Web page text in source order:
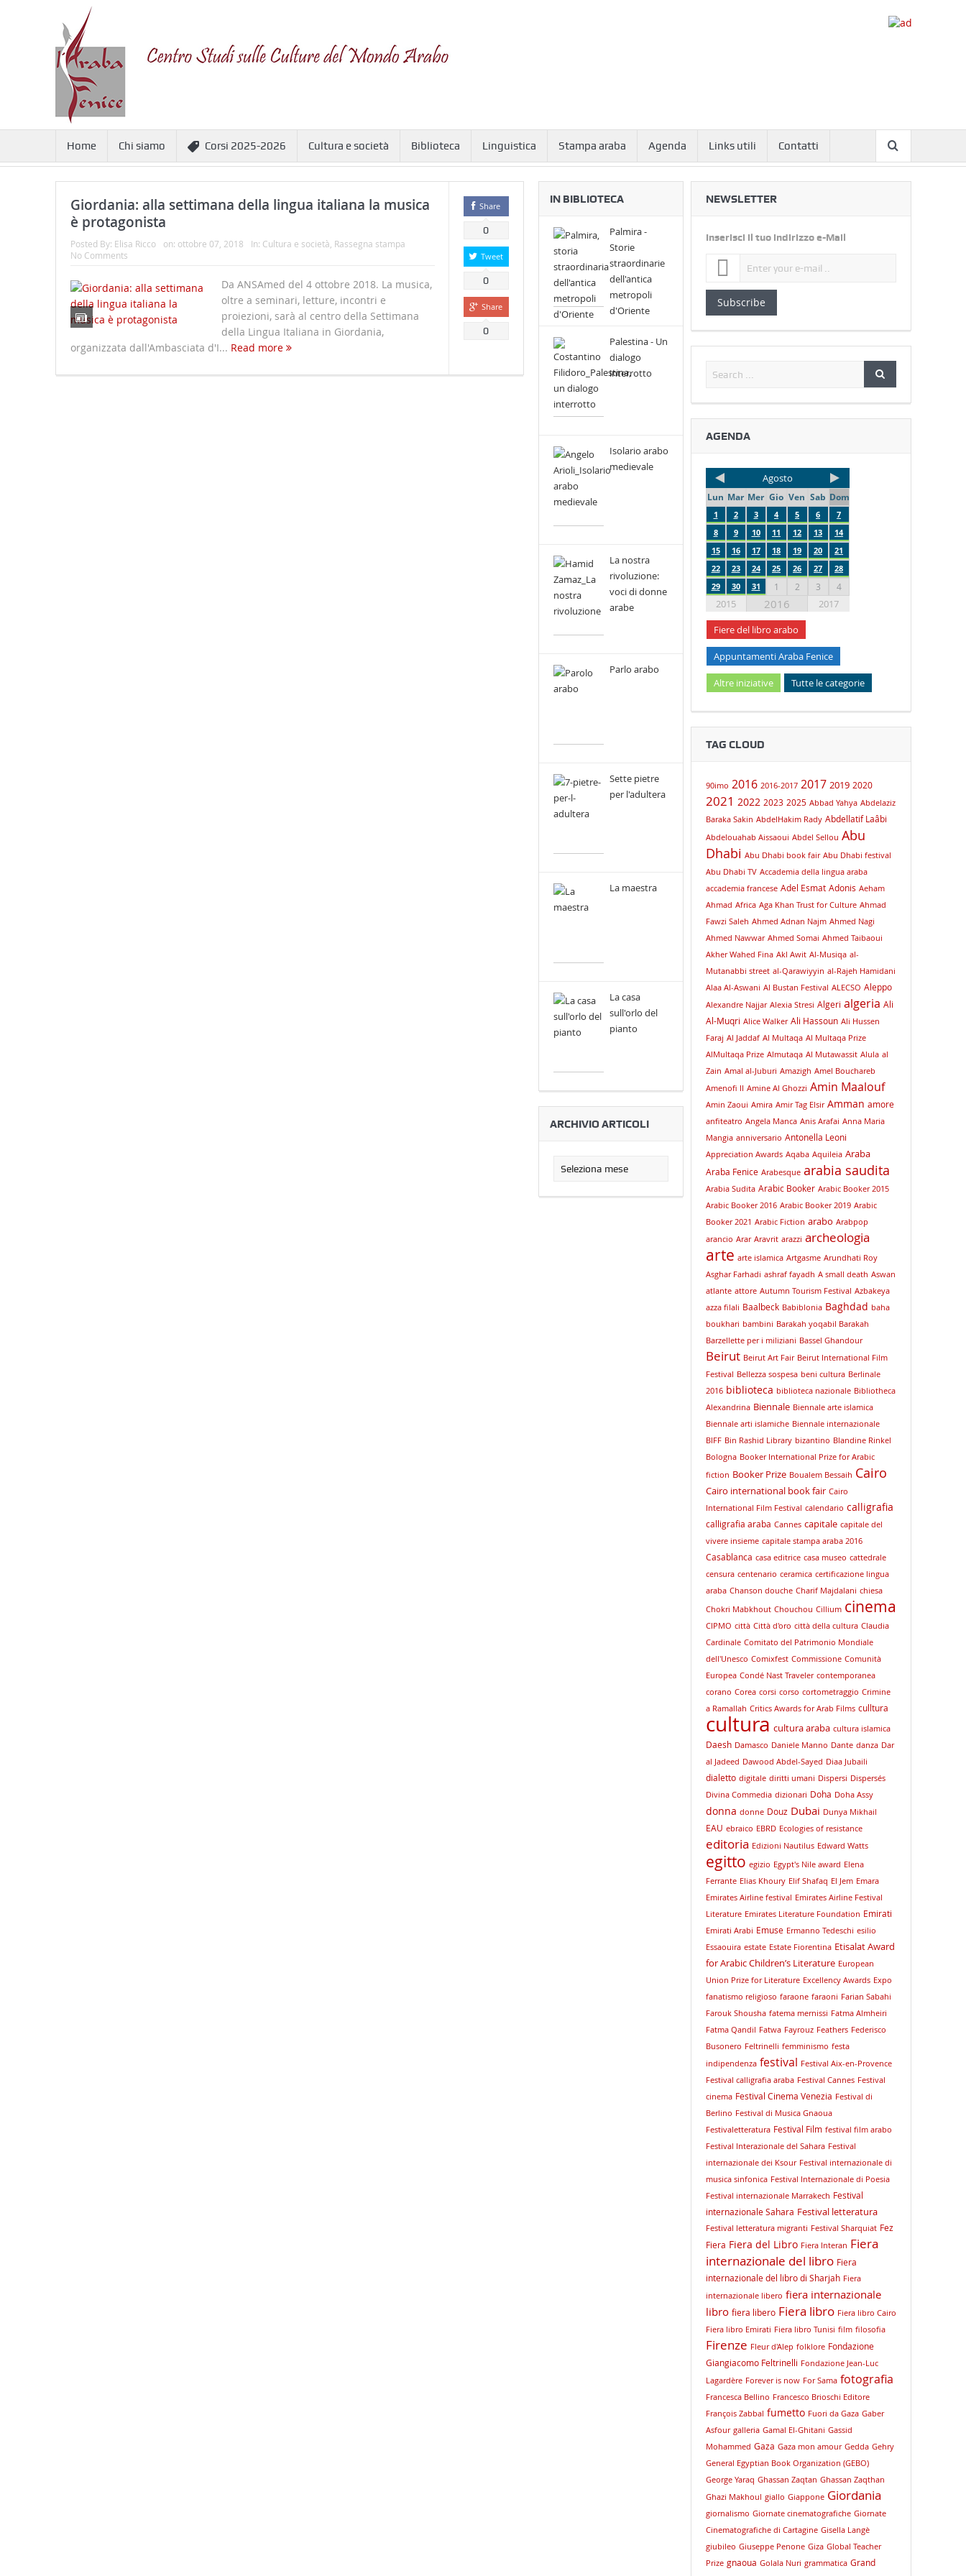
Home Chi siamo Corsi 2025-2026 Cultura e società Biblioteca Linguistica Stampa araba Agenda Links utili Contatti
Giordania: alla settimana della lingua italiana la musica
è protagonista
Posted By: Elisa Ricco on: ottobre 07, 2018 In: Cultura e società Rassegna stampa
No Comments
Da ANSAmed del 4 ottobre 2018. La musica,
oltre a seminari, letture, incontri e
proiezioni, sarà al centro della Settimana
della Lingua Italiana in Giordania,
organizzata dall'Ambasciata d'I... Read more
Share
0
Tweet
0
Share
0
IN BIBLIOTECA
Palmira -
Storie
straordinarie
dell'antica
metropoli
d'Oriente
Palestina - Un
dialogo
interrotto
Isolario arabo
medievale
La nostra
rivoluzione:
voci di donne
arabe
Parlo arabo
Sette pietre
per l'adultera
La maestra
La casa
sull'orlo del
pianto
ARCHIVIO ARTICOLI
NEWSLETTER
Inserisci il tuo indirizzo e-Mail
Subscribe
AGENDA
Agosto
Lun Mar Mer Gio Ven Sab Dom
1 2 3 4 5 6
7
8
9 10 11 12 13
14
15
16 17 18 19 20
21
22
23 24 25 26 27
28
29
30 31 1 2 3 4
2015 2016
2017
Fiere del libro arabo
Appuntamenti Araba Fenice
Altre iniziative Tutte le categorie
TAG CLOUD
90imo 2016 2016-2017 2017 2019 2020
2021 2022 2023 2025 Abbad Yahya Abdelaziz
Baraka Sakin AbdelHakim Rady Abdellatif Laâbi
Abdelouahab Aissaoui Abdel Sellou Abu
Dhabi Abu Dhabi book fair Abu Dhabi festival
Abu Dhabi TV Accademia della lingua araba
accademia francese Adel Esmat Adonis Aeham
Ahmad Africa Aga Khan Trust for Culture Ahmad
Fawzi Saleh Ahmed Adnan Najm Ahmed Nagi
Ahmed Nawwar Ahmed Somai Ahmed Taibaoui
Akher Wahed Fina Akl Awit Al-Musiqa al-
Mutanabbi street al-Qarawiyyin al-Rajeh Hamidani
Alaa Al-Aswani Al Bustan Festival ALECSO Aleppo
Alexandre Najjar Alexia Stresi Algeri algeria Ali
Al-Muqri Alice Walker Ali Hassoun Ali Hussen
Faraj Al Jaddaf Al Multaqa Al Multaqa Prize
AlMultaqa Prize Almutaqa Al Mutawassit Alula al
Zain Amal al-Juburi Amazigh Amel Bouchareb
Amenofi II Amine Al Ghozzi Amin Maalouf
Amin Zaoui Amira Amir Tag Elsir Amman amore
anfiteatro Angela Manca Anis Arafai Anna Maria
Mangia anniversario Antonella Leoni
Appreciation Awards Aqaba Aquileia Araba
Araba Fenice Arabesque arabia saudita
Arabia Sudita Arabic Booker Arabic Booker 2015
Arabic Booker 2016 Arabic Booker 2019 Arabic
Booker 2021 Arabic Fiction arabo Arabpop
arancio Arar Aravrit arazzi archeologia
arte arte islamica Artgasme Arundhati Roy
Asghar Farhadi ashraf fayadh A small death Aswan
atlante attore Autumn Tourism Festival Azbakeya
azza filali Baalbeck Babiblonia Baghdad baha
boukhari bambini Barakah yoqabil Barakah
Barzellette per i miliziani Bassel Ghandour
Beirut Beirut Art Fair Beirut International Film
Festival Bellezza sospesa beni cultura Berlinale
2016 biblioteca biblioteca nazionale Bibliotheca
Alexandrina Biennale Biennale arte islamica
Biennale arti islamiche Biennale internazionale
BIFF Bin Rashid Library bizantino Blandine Rinkel
Bologna Booker International Prize for Arabic
fiction Booker Prize Boualem Bessaih Cairo
Cairo international book fair Cairo
International Film Festival calendario calligrafia
calligrafia araba Cannes capitale capitale del
vivere insieme capitale stampa araba 2016
Casablanca casa editrice casa museo cattedrale
censura centenario ceramica certificazione lingua
araba Chanson douche Charif Majdalani chiesa
Chokri Mabkhout Chouchou Cillium cinema
CIPMO città Città d'oro città della cultura Claudia
Cardinale Comitato del Patrimonio Mondiale
dell'Unesco Comixfest Commissione Comunità
Europea Condé Nast Traveler contemporanea
corano Corea corsi corso cortometraggio Crimine
a Ramallah Critics Awards for Arab Films culltura
cultura cultura araba cultura islamica
Daesh Damasco Daniele Manno Dante danza Dar
al Jadeed Dawood Abdel-Sayed Diaa Jubaili
dialetto digitale diritti umani Dispersi Dispersés
Divina Commedia dizionari Doha Doha Assy
donna donne Douz Dubai Dunya Mikhail
EAU ebraico EBRD Ecologies of resistance
editoria Edizioni Nautilus Edward Watts
egitto egizio Egypt's Nile award Elena
Ferrante Elias Khoury Elif Shafaq El Jem Emara
Emirates Airline festival Emirates Airline Festival
Literature Emirates Literature Foundation Emirati
Emirati Arabi Emuse Ermanno Tedeschi esilio
Essaouira estate Estate Fiorentina Etisalat Award
for Arabic Children’s Literature European
Union Prize for Literature Excellency Awards Expo
fanatismo religioso faraone faraoni Farian Sabahi
Farouk Shousha fatema mernissi Fatma Almheiri
Fatma Qandil Fatwa Fayrouz Feathers Federisco
Busonero Feltrinelli femminismo festa
indipendenza festival Festival Aix-en-Provence
Festival calligrafia araba Festival Cannes Festival
cinema Festival Cinema Venezia Festival di
Berlino Festival di Musica Gnaoua
Festivaletteratura Festival Film festival film arabo
Festival Interazionale del Sahara Festival
internazionale dei Ksour Festival internazionale di
musica sinfonica Festival Internazionale di Poesia
Festival internazionale Marrakech Festival
internazionale Sahara Festival letteratura
Festival letteratura migranti Festival Sharquiat Fez
Fiera Fiera del Libro Fiera Interan Fiera
internazionale del libro Fiera
internazionale del libro di Sharjah Fiera
internazionale libero fiera internazionale
libro fiera libero Fiera libro Fiera libro Cairo
Fiera libro Emirati Fiera libro Tunisi film filosofia
Firenze Fleur d'Alep folklore Fondazione
Giangiacomo Feltrinelli Fondazione Jean-Luc
Lagardère Forever is now For Sama fotografia
Francesca Bellino Francesco Brioschi Editore
François Zabbal fumetto Fuori da Gaza Gaber
Asfour galleria Gamal El-Ghitani Gassid
Mohammed Gaza Gaza mon amour Gedda Gehry
General Egyptian Book Organization (GEBO)
George Yaraq Ghassan Zaqtan Ghassan Zaqthan
Ghazi Makhoul giallo Giappone Giordania
giornalismo Giornate cinematografiche Giornate
Cinematografiche di Cartagine Gisella Langè
giubileo Giuseppe Penone Giza Global Teacher
Prize gnaoua Golala Nuri grammatica Grand